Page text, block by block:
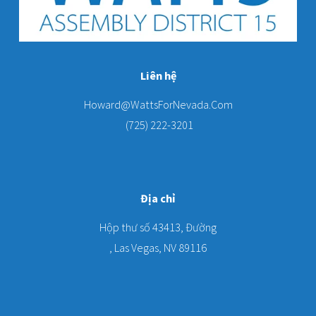
Liên hệ
Howard@WattsForNevada.Com
(725) 222-3201
Địa chỉ
Hộp thư số 43413, Đường
, Las Vegas, NV 89116